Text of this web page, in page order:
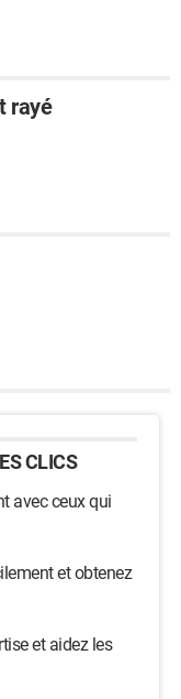
rayé
CLICS
avec ceux qui
et obtenez
et aidez les